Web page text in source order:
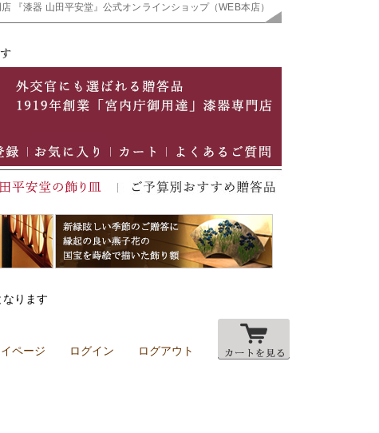
『漆器 山田平安堂』公式オンラインショップ（WEB本店）
ります
ページ ログイン ログアウト